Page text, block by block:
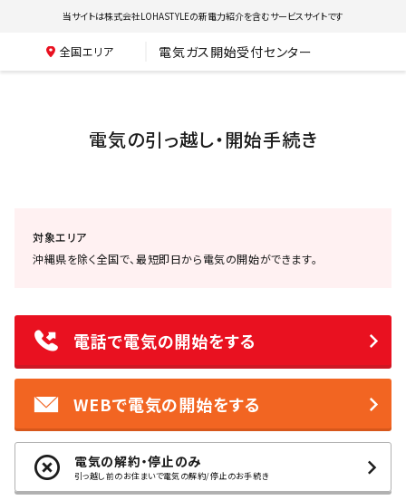
当サイトは株式会社LOHASTYLEの新電力紹介を含むサービスサイトです
全国エリア 電気ガス開始受付センター
電気の引っ越し・開始手続き
対象エリア
沖縄県を除く全国で、最短即日から電気の開始ができます。
電話で電気の開始をする
WEBで電気の開始をする
電気の解約・停止のみ
引っ越し前のお住まいで電気の解約/停止のお手続き